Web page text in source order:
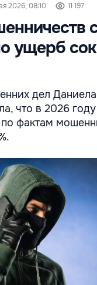
2026, 08:10 11 197
ущерб
дел
что в 2026
фактам